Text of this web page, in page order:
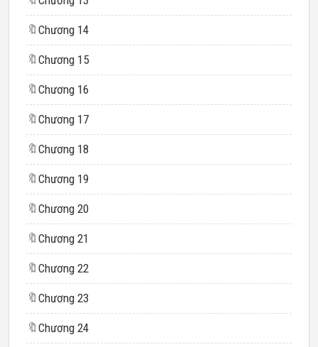
🔖 Chương 14
🔖 Chương 15
🔖 Chương 16
🔖 Chương 17
🔖 Chương 18
🔖 Chương 19
🔖 Chương 20
🔖 Chương 21
🔖 Chương 22
🔖 Chương 23
🔖 Chương 24